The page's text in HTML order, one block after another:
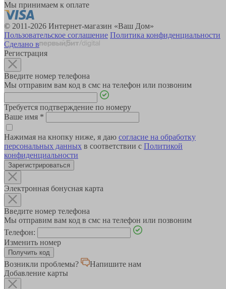
Мы принимаем к оплате
© 2011-2026 Интернет-магазин «Ваш Дом»
Пользовательское соглашение Политика конфиденциальности
Сделано в
Регистрация
Введите номер телефона
Мы отправим вам код в смс на телефон или позвоним
Требуется подтверждение по номеру
Ваше имя *
Нажимая на кнопку ниже, я даю согласие на обработку
персональных данных в соответствии с Политикой
конфиденциальности
Зарегистрироваться
Электронная бонусная карта
Введите номер телефона
Мы отправим вам код в смс на телефон или позвоним
Телефон:
Изменить номер
Возникли проблемы?
Напишите нам
Добавление карты